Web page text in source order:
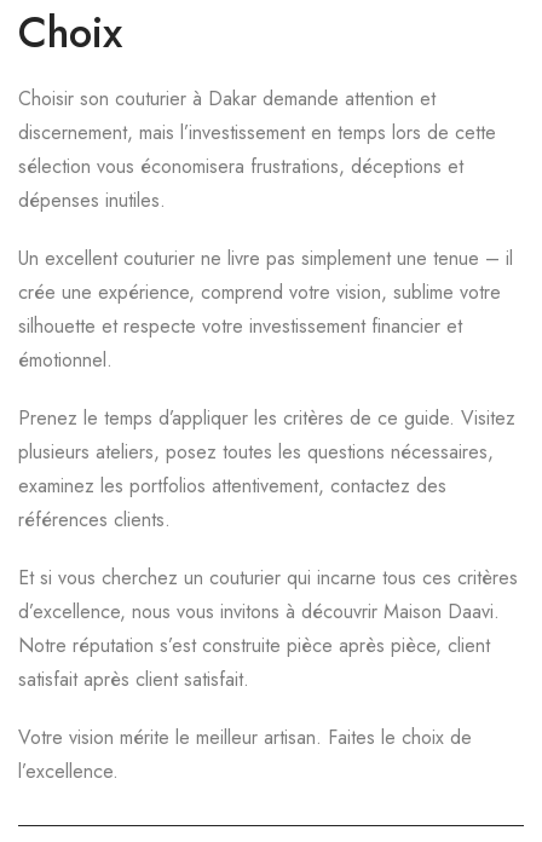
Choix
Choisir son couturier à Dakar demande attention et
discernement, mais l’investissement en temps lors de cette
sélection vous économisera frustrations, déceptions et
dépenses inutiles.
Un excellent couturier ne livre pas simplement une tenue – il
crée une expérience, comprend votre vision, sublime votre
silhouette et respecte votre investissement financier et
émotionnel.
Prenez le temps d’appliquer les critères de ce guide. Visitez
plusieurs ateliers, posez toutes les questions nécessaires,
examinez les portfolios attentivement, contactez des
références clients.
Et si vous cherchez un couturier qui incarne tous ces critères
d’excellence, nous vous invitons à découvrir Maison Daavi.
Notre réputation s’est construite pièce après pièce, client
satisfait après client satisfait.
Votre vision mérite le meilleur artisan. Faites le choix de
l’excellence.